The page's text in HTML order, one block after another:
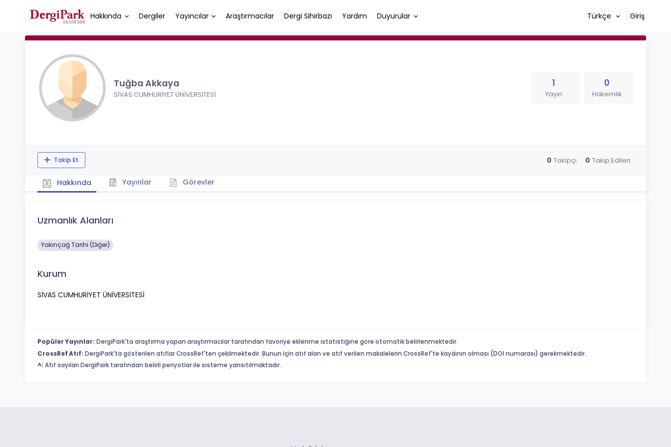
Hakkında Dergiler Yayıncılar Araştırmacılar Dergi Sihirbazı Yardım Duyurular Türkçe Giriş
Tuğba Akkaya
SİVAS CUMHURİYET ÜNİVERSİTESİ
1
Yayın
0
Hakemlik
Takip Et 0 Takipçi 0 Takip Edilen
Hakkında Yayınlar Görevler
Uzmanlık Alanları
Yakınçağ Tarihi (Diğer)
Kurum
SİVAS CUMHURİYET ÜNİVERSİTESİ
Popüler Yayınlar: DergiPark'ta araştırma yapan araştırmacılar tarafından favoriye eklenme istatistiğine göre otomatik belirlenmektedir.
CrossRef Atıf: DergiPark'ta gösterilen atıflar CrossRef'ten çekilmektedir. Bunun için atıf alan ve atıf verilen makalelerin CrossRef'te kaydının olması (DOI numarası) gerekmektedir.
^: Atıf sayıları DergiPark tarafından belirli periyotlar ile sisteme yansıtılmaktadır.